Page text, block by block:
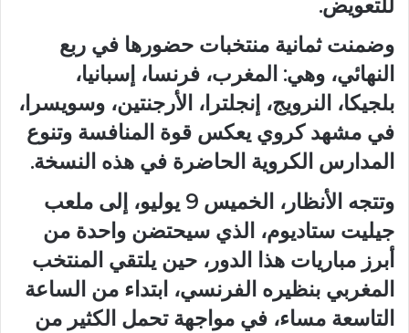
للتعويض.
وضمنت ثمانية منتخبات حضورها في ربع
النهائي، وهي: المغرب، فرنسا، إسبانيا،
بلجيكا، النرويج، إنجلترا، الأرجنتين، وسويسرا،
في مشهد كروي يعكس قوة المنافسة وتنوع
المدارس الكروية الحاضرة في هذه النسخة.
وتتجه الأنظار، الخميس 9 يوليو، إلى ملعب
جيليت ستاديوم، الذي سيحتضن واحدة من
أبرز مباريات هذا الدور، حين يلتقي المنتخب
المغربي بنظيره الفرنسي، ابتداء من الساعة
التاسعة مساء، في مواجهة تحمل الكثير من